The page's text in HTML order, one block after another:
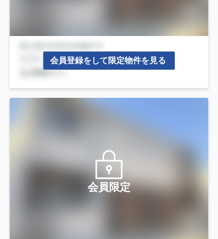
会員登録をして限定物件を見る
会員限定